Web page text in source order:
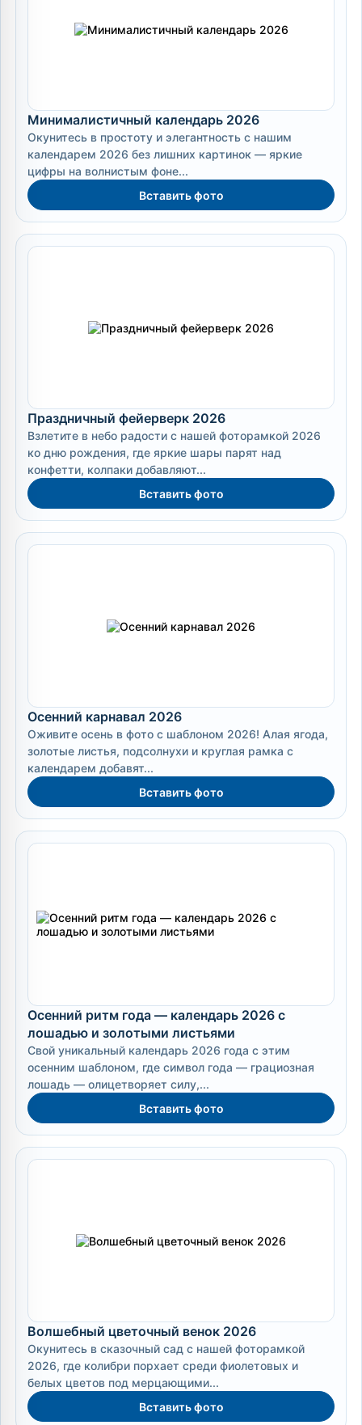
Минималистичный календарь 2026
Окунитесь в простоту и элегантность с нашим
календарем 2026 без лишних картинок — яркие
цифры на волнистым фоне...
Вставить фото
Праздничный фейерверк 2026
Взлетите в небо радости с нашей фоторамкой 2026
ко дню рождения, где яркие шары парят над
конфетти, колпаки добавляют...
Вставить фото
Осенний карнавал 2026
Оживите осень в фото с шаблоном 2026! Алая ягода,
золотые листья, подсолнухи и круглая рамка с
календарем добавят...
Вставить фото
Осенний ритм года — календарь 2026 с
лошадью и золотыми листьями
Свой уникальный календарь 2026 года с этим
осенним шаблоном, где символ года — грациозная
лошадь — олицетворяет силу,...
Вставить фото
Волшебный цветочный венок 2026
Окунитесь в сказочный сад с нашей фоторамкой
2026, где колибри порхает среди фиолетовых и
белых цветов под мерцающими...
Вставить фото